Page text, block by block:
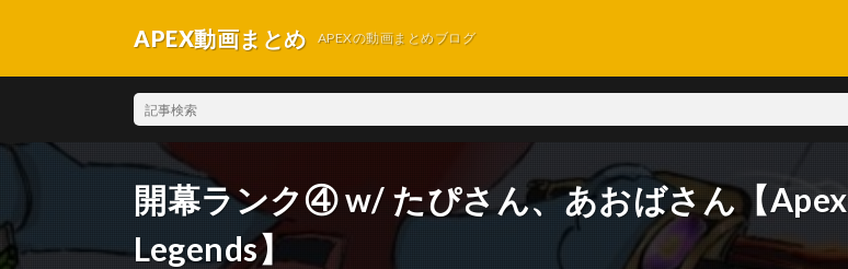
APEX動画まとめ APEXの動画まとめブログ
開幕ランク④ w/ たぴさん、あおばさん【Apex
Legends】